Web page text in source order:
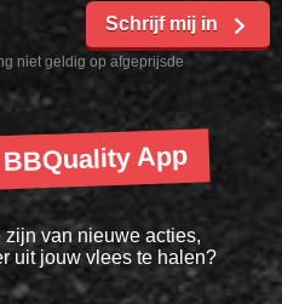
niet geldig op afgeprijsde
Schrijf mij in
App
van nieuwe acties,
uit jouw vlees te halen?